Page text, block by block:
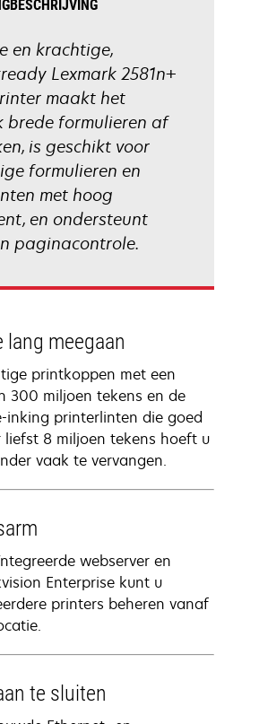
en krachtige,
Lexmark 2581n+
maakt het
brede formulieren af
is geschikt voor
formulieren en
met hoog
en ondersteunt
paginacontrole.
lang meegaan
printkoppen met een
300 miljoen tekens en de
inking printerlinten die goed
liefst 8 miljoen tekens hoeft u
vaak te vervangen.
webserver en
Enterprise kunt u
printers beheren vanaf
te sluiten